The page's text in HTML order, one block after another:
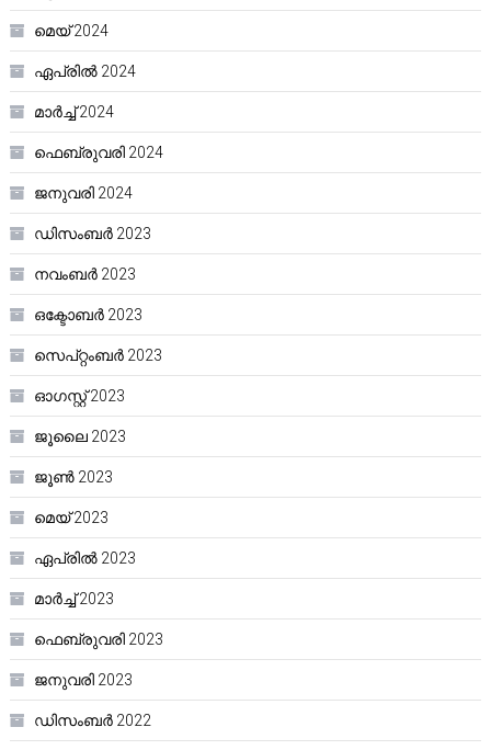
മെയ്‌ 2024
ഏപ്രിൽ 2024
മാർച്ച്‌ 2024
ഫെബ്രുവരി 2024
ജനുവരി 2024
ഡിസംബർ 2023
നവംബർ 2023
ഒക്ടോബർ 2023
സെപ്റ്റംബർ 2023
ഓഗസ്റ്റ്‌ 2023
ജൂലൈ 2023
ജൂൺ 2023
മെയ്‌ 2023
ഏപ്രിൽ 2023
മാർച്ച്‌ 2023
ഫെബ്രുവരി 2023
ജനുവരി 2023
ഡിസംബർ 2022